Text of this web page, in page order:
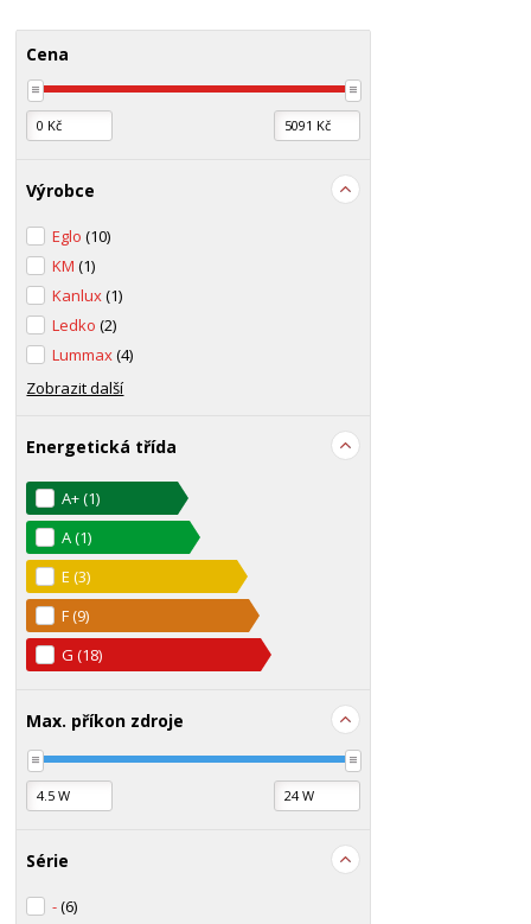
Cena
Výrobce
Eglo(10)
KM(1)
Kanlux(1)
Ledko(2)
Lummax(4)
Zobrazit další
Energetická třída
A+(1)
A(1)
E(3)
F(9)
G(18)
Max. příkon zdroje
Série
-(6)